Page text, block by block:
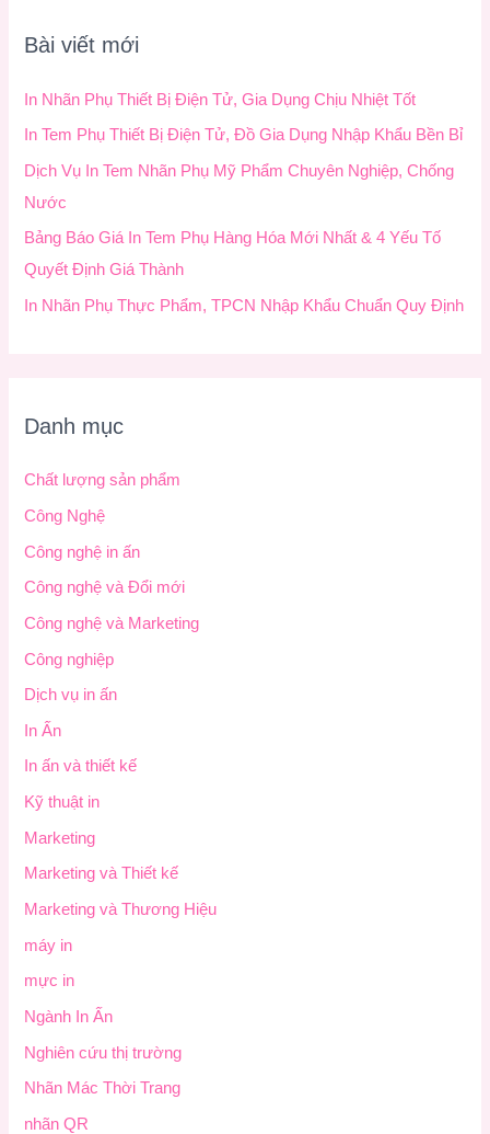
m
:
Bài viết mới
In Nhãn Phụ Thiết Bị Điện Tử, Gia Dụng Chịu Nhiệt Tốt
In Tem Phụ Thiết Bị Điện Tử, Đồ Gia Dụng Nhập Khẩu Bền Bỉ
Dịch Vụ In Tem Nhãn Phụ Mỹ Phẩm Chuyên Nghiệp, Chống
Nước
Bảng Báo Giá In Tem Phụ Hàng Hóa Mới Nhất & 4 Yếu Tố
Quyết Định Giá Thành
In Nhãn Phụ Thực Phẩm, TPCN Nhập Khẩu Chuẩn Quy Định
Danh mục
Chất lượng sản phẩm
Công Nghệ
Công nghệ in ấn
Công nghệ và Đổi mới
Công nghệ và Marketing
Công nghiệp
Dịch vụ in ấn
In Ấn
In ấn và thiết kế
Kỹ thuật in
Marketing
Marketing và Thiết kế
Marketing và Thương Hiệu
máy in
mực in
Ngành In Ấn
Nghiên cứu thị trường
Nhãn Mác Thời Trang
nhãn QR